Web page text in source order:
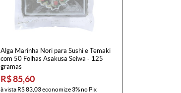
Alga Marinha Nori para Sushi e Temaki
com 50 Folhas Asakusa Seiwa - 125
gramas
R$ 85,60
à vista R$ 83,03economize3%no Pix